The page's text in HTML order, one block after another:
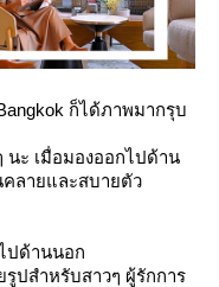
ก็ได้ภาพมากรุบ
นะ เมื่อมองออกไปด้าน
คลายและสบายตัว
ปด้านนอก
ปสำหรับสาวๆ ผู้รักการ